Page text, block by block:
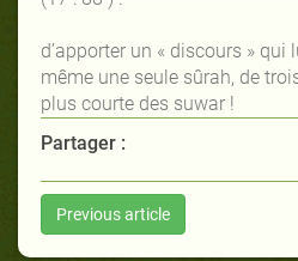
d’apporter un « discours »
même une seule sûrah, de
plus courte des suwar !
Partager :
Previous article